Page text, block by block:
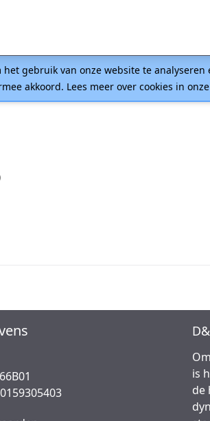
gebruik van onze website te
akkoord. Lees meer over cookies in onze
is
de